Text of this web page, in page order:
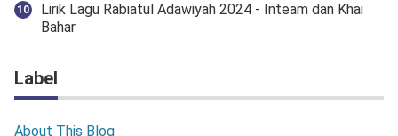
Lirik Lagu Rabiatul Adawiyah 2024 - Inteam dan Khai
Bahar
Label
About This Blog